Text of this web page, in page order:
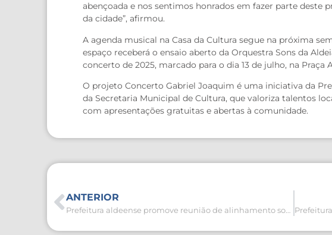
abençoada e nos sentimos honrados em fazer parte deste
da cidade”, afirmou.
A agenda musical na Casa da Cultura segue na próxima
espaço receberá o ensaio aberto da Orquestra Sons da
concerto de 2025, marcado para o dia 13 de julho, na Praça
O projeto Concerto Gabriel Joaquim é uma iniciativa da
da Secretaria Municipal de Cultura, que valoriza talentos
com apresentações gratuitas e abertas à comunidade.
ANTERIOR